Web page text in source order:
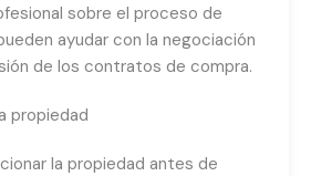
sobre el proceso de
ayudar con la negociación
de los contratos de compra.
propiedad
la propiedad antes de